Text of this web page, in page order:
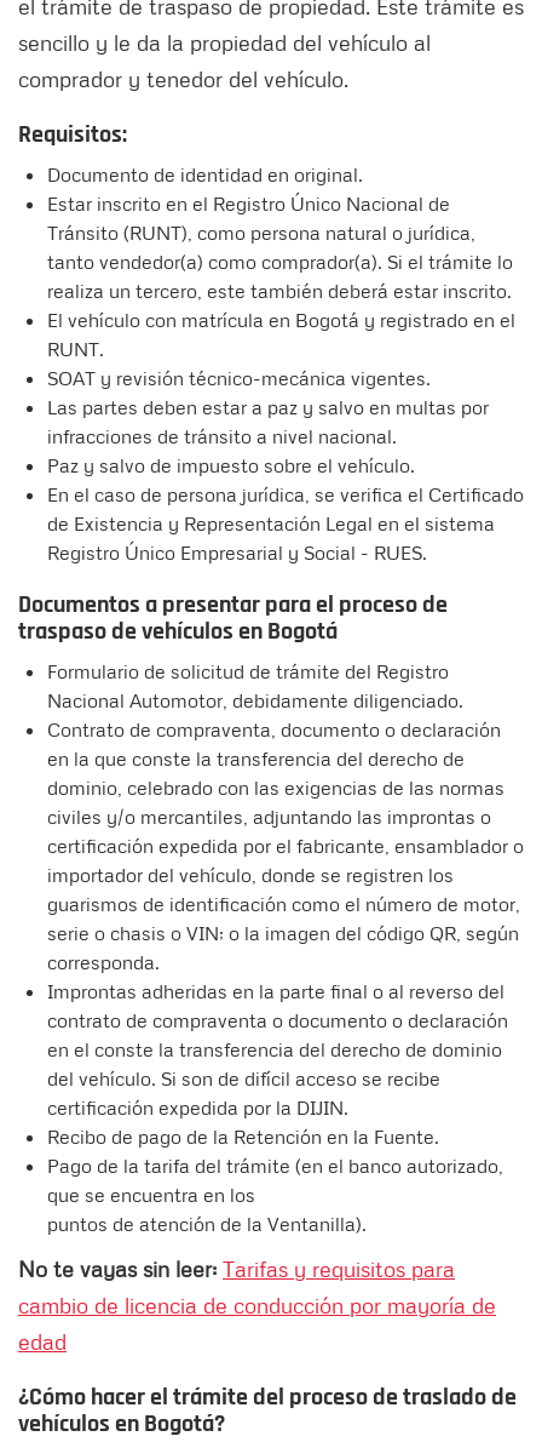
el trámite de traspaso de propiedad. Este trámite es
sencillo y le da la propiedad del vehículo al
comprador y tenedor del vehículo.
Requisitos:
Documento de identidad en original.
Estar inscrito en el Registro Único Nacional de
Tránsito (RUNT), como persona natural o jurídica,
tanto vendedor(a) como comprador(a). Si el trámite lo
realiza un tercero, este también deberá estar inscrito.
El vehículo con matrícula en Bogotá y registrado en el
RUNT.
SOAT y revisión técnico-mecánica vigentes.
Las partes deben estar a paz y salvo en multas por
infracciones de tránsito a nivel nacional.
Paz y salvo de impuesto sobre el vehículo.
En el caso de persona jurídica, se verifica el Certificado
de Existencia y Representación Legal en el sistema
Registro Único Empresarial y Social - RUES.
Documentos a presentar para el proceso de
traspaso de vehículos en Bogotá
Formulario de solicitud de trámite del Registro
Nacional Automotor, debidamente diligenciado.
Contrato de compraventa, documento o declaración
en la que conste la transferencia del derecho de
dominio, celebrado con las exigencias de las normas
civiles y/o mercantiles, adjuntando las improntas o
certificación expedida por el fabricante, ensamblador o
importador del vehículo, donde se registren los
guarismos de identificación como el número de motor,
serie o chasis o VIN; o la imagen del código QR, según
corresponda.
Improntas adheridas en la parte final o al reverso del
contrato de compraventa o documento o declaración
en el conste la transferencia del derecho de dominio
del vehículo. Si son de difícil acceso se recibe
certificación expedida por la DIJIN.
Recibo de pago de la Retención en la Fuente.
Pago de la tarifa del trámite (en el banco autorizado,
que se encuentra en los
puntos de atención de la Ventanilla).
No te vayas sin leer: Tarifas y requisitos para
cambio de licencia de conducción por mayoría de
edad
¿Cómo hacer el trámite del proceso de traslado de
vehículos en Bogotá?